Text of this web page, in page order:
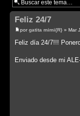
Feliz 24/7
porgatita mimi{R} » Mar
Feliz día 24/7!!!
Enviado desde mi